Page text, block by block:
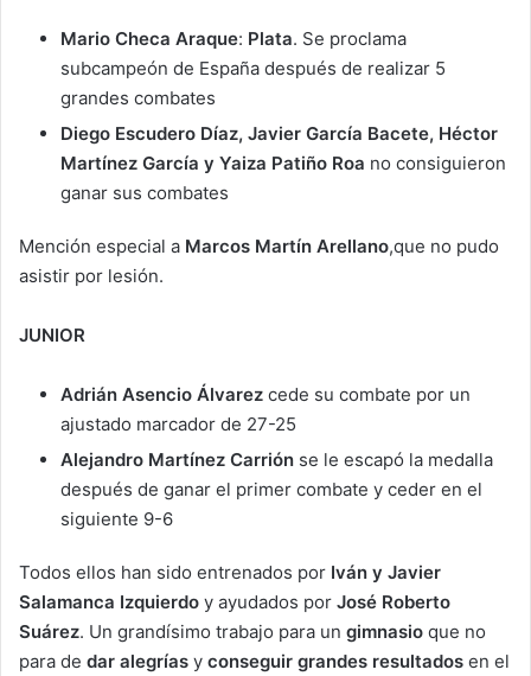
Mario Checa Araque: Plata. Se proclama
subcampeón de España después de realizar 5
grandes combates
Diego Escudero Díaz, Javier García Bacete, Héctor
Martínez García y Yaiza Patiño Roa no consiguieron
ganar sus combates
Mención especial a Marcos Martín Arellano,que no pudo
asistir por lesión.
JUNIOR
Adrián Asencio Álvarez cede su combate por un
ajustado marcador de 27-25
Alejandro Martínez Carrión se le escapó la medalla
después de ganar el primer combate y ceder en el
siguiente 9-6
Todos ellos han sido entrenados por Iván y Javier
Salamanca Izquierdo y ayudados por José Roberto
Suárez. Un grandísimo trabajo para un gimnasio que no
para de dar alegrías y conseguir grandes resultados en el